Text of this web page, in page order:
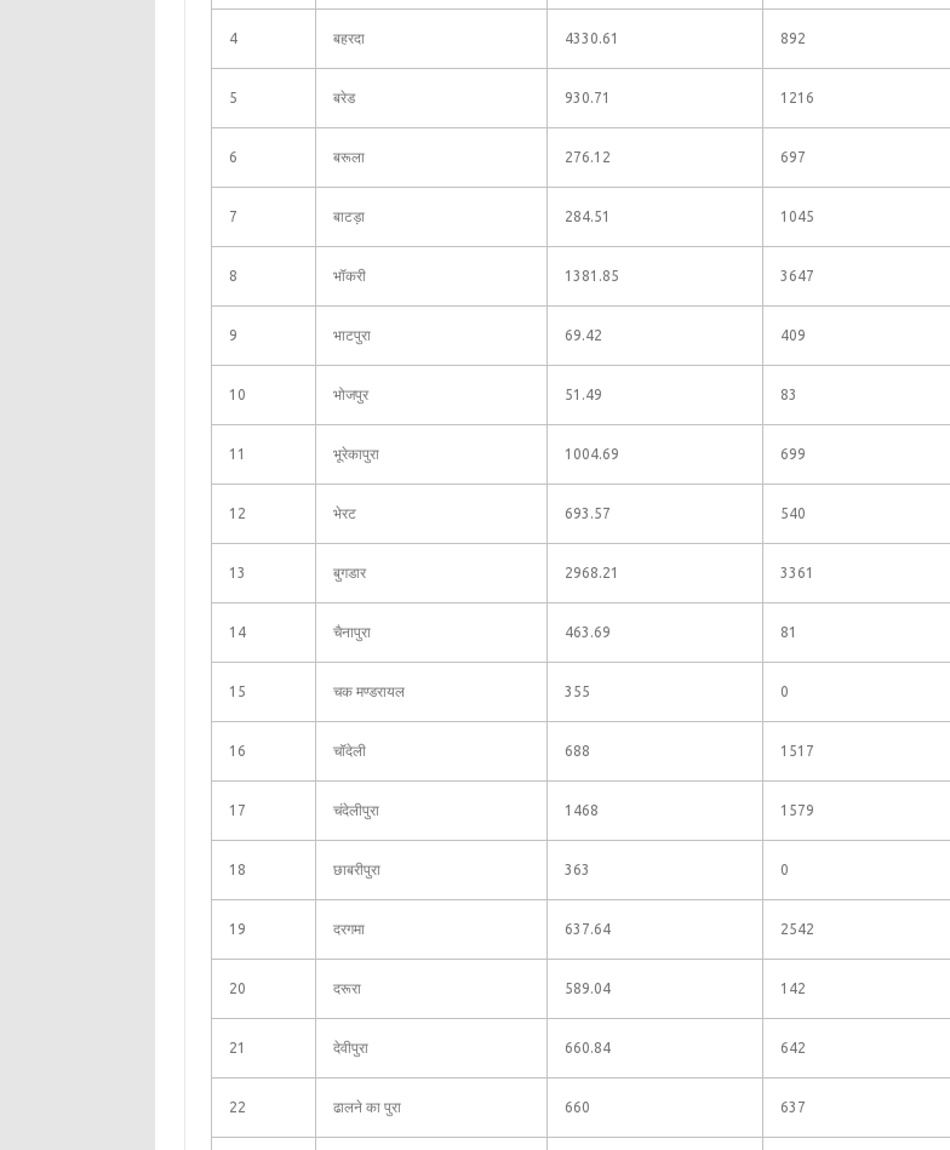
4 बहरदा 4330.61 892
5 बरेड 930.71 1216
6 बरूला 276.12 697
7 बाटड़ा 284.51 1045
8 भॉकरी 1381.85 3647
9 भाटपुरा 69.42 409
10 भोजपुर 51.49 83
11 भूरेकापुरा 1004.69 699
12 भेरट 693.57 540
13 बुगडार 2968.21 3361
14 चैनापुरा 463.69 81
15 चक मण्‍डरायल 355 0
16 चॉदेली 688 1517
17 चंदेलीपुरा 1468 1579
18 छाबरीपुरा 363 0
19 दरगमा 637.64 2542
20 दरूरा 589.04 142
21 देवीपुरा 660.84 642
22 ढालने का पुरा 660 637